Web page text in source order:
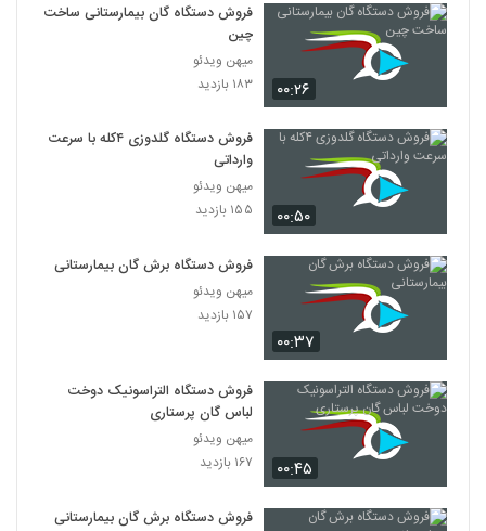
۰۰:۲۶
فروش دستگاه گان بیمارستانی ساخت
چین
میهن ویدئو
۱۸۳ بازدید
۰۰:۵۰
فروش دستگاه گلدوزی ۴کله با سرعت
وارداتی
میهن ویدئو
۱۵۵ بازدید
۰۰:۳۷
فروش دستگاه برش گان بیمارستانی
میهن ویدئو
۱۵۷ بازدید
۰۰:۴۵
فروش دستگاه التراسونیک دوخت
لباس گان پرستاری
میهن ویدئو
۱۶۷ بازدید
فروش دستگاه برش گان بیمارستانی